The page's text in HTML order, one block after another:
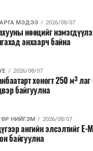
МЭДЭЭ 2026/08/07
нөөцийг
анхаарч байна
2026/08/07
хоногт 250 м³
байгуулна
НИЙГЭМ 2026/08/07
ангийн элсэлтийг E-
байгуулна